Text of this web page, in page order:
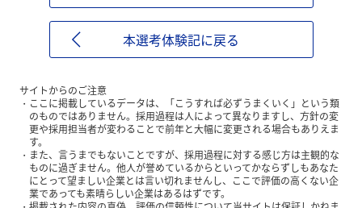
本選考体験記に戻る
サイトからのご注意
ここに掲載しているデータは、「こうすれば必ずうまくいく」という類
のものではありません。採用過程は人によって異なりますし、方針の変
更や採用担当者が変わることで前年と大幅に変更される場合もありえま
す。
また、言うまでもないことですが、採用過程に対する感じ方は主観的な
ものに過ぎません。他人が誉めているからといってかならずしもあなた
にとって望ましい企業とは言い切れませんし、ここで評価の高くない企
業であっても素晴らしい企業はあるはずです。